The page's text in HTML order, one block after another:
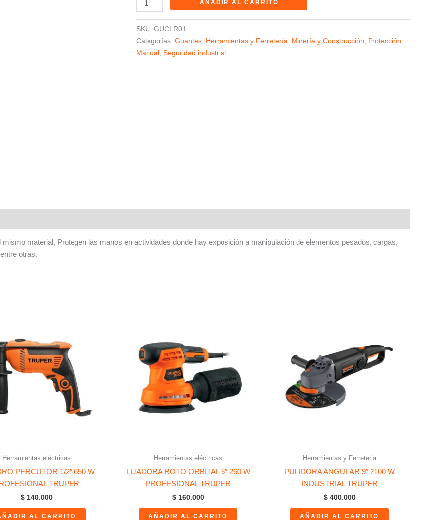
AÑADIR AL CARRITO
SKU: GUCLR01
Categorías: Guantes Herramientas y Ferretería Minería y Construcción
Protección
Manual
Seguridad industrial
material, Protegen las manos en actividades donde hay exposición a manipulación de elementos pesados, cargas,
otras.
Herramientas eléctricas
PERCUTOR 1/2″ 650 W
TRUPER
$140.000
AL CARRITO
Herramientas eléctricas
LIJADORA ROTO ORBITAL 5″ 260 W
PROFESIONAL TRUPER
$160.000
AÑADIR AL CARRITO
Herramientas y Ferretería
PULIDORA ANGULAR 9″ 2100 W
INDUSTRIAL TRUPER
$400.000
AÑADIR AL CARRITO